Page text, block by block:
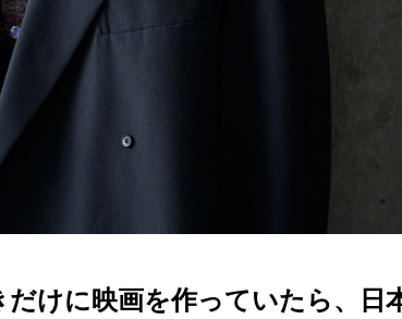
だけに映画を作っていたら、